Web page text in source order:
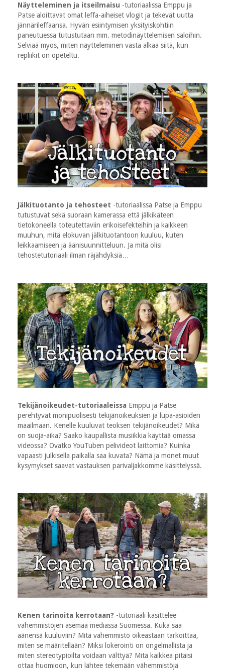
Näytteleminen ja itseilmaisu -tutoriaalissa Emppu ja
Patse aloittavat omat leffa-aiheiset vlogit ja tekevät uutta
jännärileffaansa. Hyvän esiintymisen yksityiskohtiin
paneutuessa tutustutaan mm. metodinäyttelemisen saloihin.
Selviää myös, miten näytteleminen vasta alkaa siitä, kun
repliikit on opeteltu.
Jälkituotanto ja tehosteet -tutoriaalissa Patse ja Emppu
tutustuvat sekä suoraan kamerassa että jälkikäteen
tietokoneella toteutettaviin erikoisefekteihin ja kaikkeen
muuhun, mitä elokuvan jälkituotantoon kuuluu, kuten
leikkaamiseen ja äänisuunnitteluun. Ja mitä olisi
tehostetutoriaali ilman räjähdyksiä…
Tekijänoikeudet-tutoriaaleissa Emppu ja Patse
perehtyvät monipuolisesti tekijänoikeuksien ja lupa-asioiden
maailmaan. Kenelle kuuluvat teoksen tekijänoikeudet? Mikä
on suoja-aika? Saako kaupallista musiikkia käyttää omassa
videossa? Ovatko YouTuben pelivideot laittomia? Kuinka
vapaasti julkisella paikalla saa kuvata? Nämä ja monet muut
kysymykset saavat vastauksen parivaljakkomme käsittelyssä.
Kenen tarinoita kerrotaan? -tutoriaali käsittelee
vähemmistöjen asemaa mediassa Suomessa. Kuka saa
äänensä kuuluviin? Mitä vähemmistö oikeastaan tarkoittaa,
miten se määritellään? Miksi lokerointi on ongelmallista ja
miten stereotypioilta voidaan välttyä? Mitä kaikkea pitäisi
ottaa huomioon, kun lähtee tekemään vähemmistöjä